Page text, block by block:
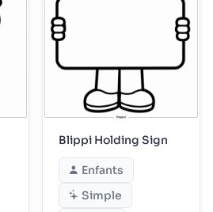
Blippi Holding Sign
Enfants
Simple